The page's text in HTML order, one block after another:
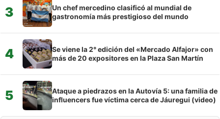
3
Un chef mercedino clasificó al mundial de
gastronomía más prestigioso del mundo
4
Se viene la 2° edición del «Mercado Alfajor» con
más de 20 expositores en la Plaza San Martín
5
Ataque a piedrazos en la Autovía 5: una familia de
influencers fue víctima cerca de Jáuregui (video)